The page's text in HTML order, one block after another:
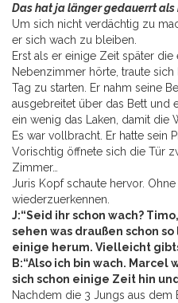
Das hat ja länger gedauerrt
Um sich nicht verdächtig zu
er sich wach zu bleiben.
Erst als er einige Zeit später die
Nebenzimmer hörte, traute
Tag zu starten. Er nahm seine
ausgebreitet über das Bett und
ein wenig das Laken, damit die
Es war vollbracht. Er hatte sein
Vorischtig öffnete sich die Tür
Zimmer…
Juris Kopf schaute hervor.
wiederzuerkennen.
J:“Seid ihr schon wach?
sehen was draußen schon
einige herum. Vielleicht
B:“Also ich bin wach.
sich schon einige Zeit hin
Nachdem die 3 Jungs aus dem